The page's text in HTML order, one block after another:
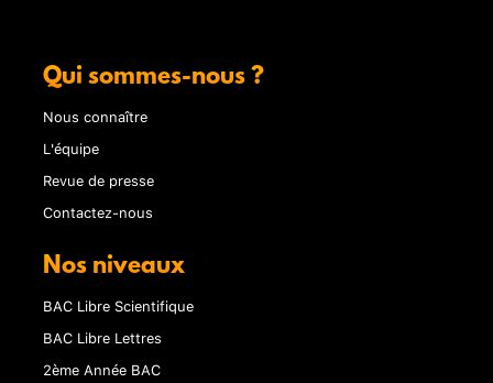
Qui sommes-nous ?
Nous connaître
L'équipe
Revue de presse
Contactez-nous
Nos niveaux
BAC Libre Scientifique
BAC Libre Lettres
2ème Année BAC